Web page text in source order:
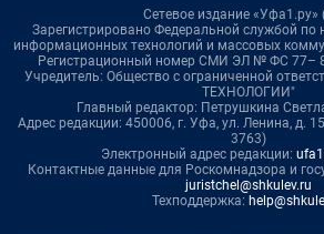
Сетевое издание «Уфа1.ру»
Зарегистрировано Федеральной службой по
информационных технологий и массовых
Регистрационный номер СМИ ЭЛ № ФС 77–
Учредитель: Общество с ограниченной
ТЕХНОЛОГИИ"
Главный редактор: Петрушкина
Адрес редакции: 450006, г. Уфа, ул. Ленина, д.
3763)
Электронный адрес редакции:
Контактные данные для Роскомнадзора и
juristchel@shkulev.ru
Техподдержка: